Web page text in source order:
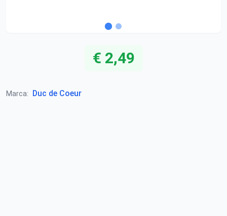
€ 2,49
Marca: Duc de Coeur